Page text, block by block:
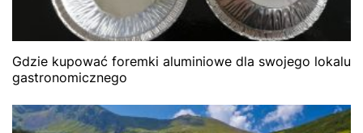
Gdzie kupować foremki aluminiowe dla swojego lokalu
gastronomicznego